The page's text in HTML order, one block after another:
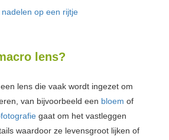
op een rijtje
lens?
lens die vaak wordt ingezet om
van bijvoorbeeld een bloem of
gaat om het vastleggen
waardoor ze levensgroot lijken of